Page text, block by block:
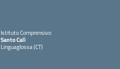
Istituto Comprensivo
Santo Calì
Linguaglossa (CT)
— Visita la pagina iniziale della scuola